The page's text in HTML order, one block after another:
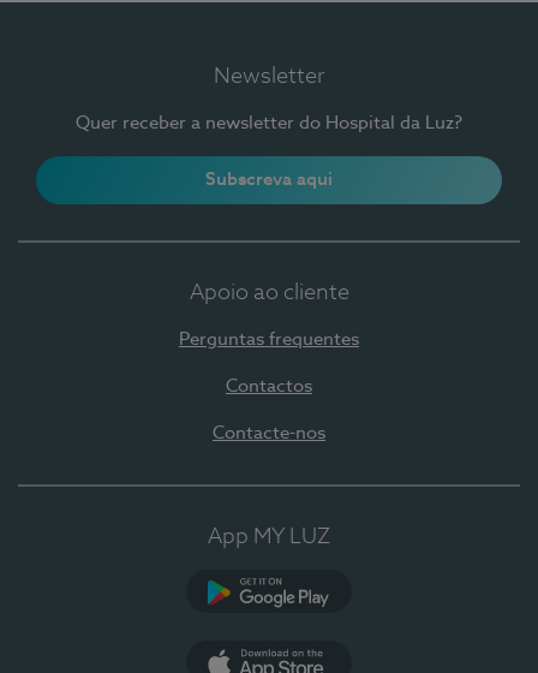
Newsletter
Quer receber a newsletter do Hospital da Luz?
Subscreva aqui
Apoio ao cliente
Perguntas frequentes
Contactos
Contacte-nos
App MY LUZ